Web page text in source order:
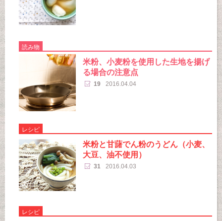
読み物
米粉、小麦粉を使用した生地を揚げ
る場合の注意点
19 2016.04.04
レシピ
米粉と甘藷でん粉のうどん（小麦、
大豆、油不使用）
31 2016.04.03
レシピ